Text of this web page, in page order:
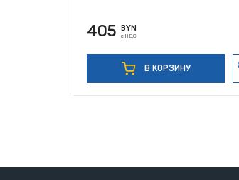
405 BYN
с НДС
В КОРЗИНУ